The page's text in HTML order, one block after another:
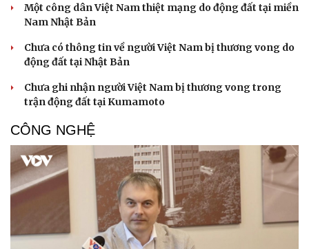
Một công dân Việt Nam thiệt mạng do động đất tại miền
Nam Nhật Bản
Chưa có thông tin về người Việt Nam bị thương vong do
động đất tại Nhật Bản
Chưa ghi nhận người Việt Nam bị thương vong trong
trận động đất tại Kumamoto
CÔNG NGHỆ